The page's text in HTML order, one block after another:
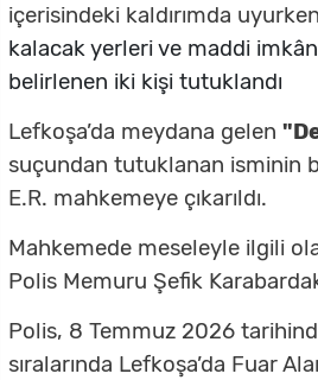
içerisindeki kaldırımda
kalacak yerleri ve maddi
belirlenen iki kişi tutuklandı
Lefkoşa’da meydana gelen
suçundan tutuklanan isminin
E.R. mahkemeye çıkarıldı.
Mahkemede meseleyle ilgili
Polis Memuru Şefik
Polis, 8 Temmuz 2026
sıralarında Lefkoşa’da Fuar